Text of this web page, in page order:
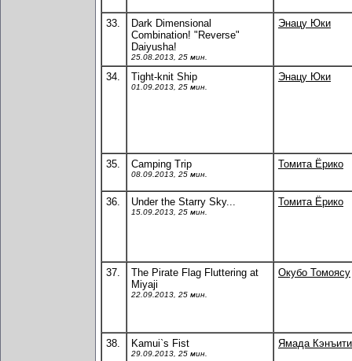
33.
Dark Dimensional
Combination! "Reverse"
Daiyusha!
25.08.2013, 25 мин.
Энацу Юки
34. Tight-knit Ship
01.09.2013, 25 мин.
Энацу Юки
35. Camping Trip
08.09.2013, 25 мин.
Томита Ёрико
36. Under the Starry Sky...
15.09.2013, 25 мин.
Томита Ёрико
37.
The Pirate Flag Fluttering at
Miyaji
22.09.2013, 25 мин.
Окубо Томоясу
38. Kamui`s Fist
29.09.2013, 25 мин.
Ямада Кэнъити